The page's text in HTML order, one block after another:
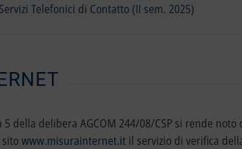
Telefonici di Contatto (II sem. 2025)
5 della delibera AGCOM 244/08/CSP si rende
www.misurainternet.it il servizio di verifica